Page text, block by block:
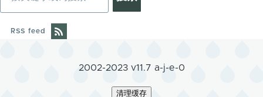
RSS feed
2002-2023 v11.7 a-j-e-0